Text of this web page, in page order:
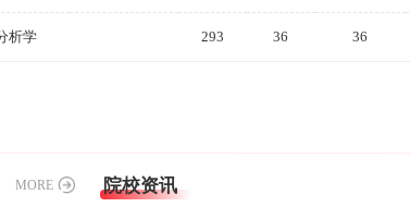
析学 293 36 36
MORE 院校资讯